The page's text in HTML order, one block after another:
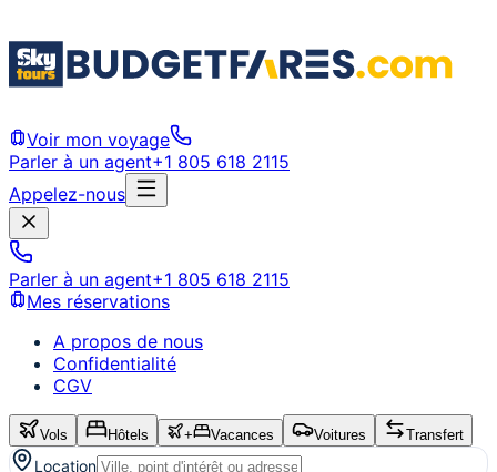
Voir mon voyage
Parler à un agent+1 805 618 2115
Appelez-nous
Parler à un agent+1 805 618 2115
Mes réservations
A propos de nous
Confidentialité
CGV
Vols Hôtels + Vacances Voitures Transfert
Location